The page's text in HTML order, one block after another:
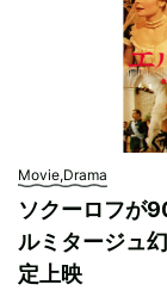
Movie,Drama
ソクーロフが
ルミタージュ
定上映